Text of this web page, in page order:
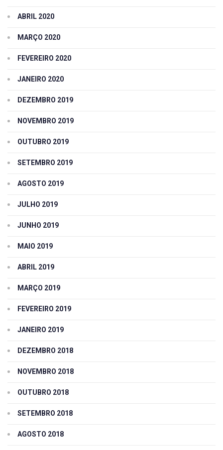
ABRIL 2020
MARÇO 2020
FEVEREIRO 2020
JANEIRO 2020
DEZEMBRO 2019
NOVEMBRO 2019
OUTUBRO 2019
SETEMBRO 2019
AGOSTO 2019
JULHO 2019
JUNHO 2019
MAIO 2019
ABRIL 2019
MARÇO 2019
FEVEREIRO 2019
JANEIRO 2019
DEZEMBRO 2018
NOVEMBRO 2018
OUTUBRO 2018
SETEMBRO 2018
AGOSTO 2018